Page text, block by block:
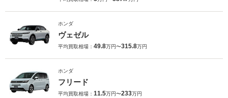
ホンダ
ヴェゼル
平均買取相場： 49.8万円〜315.8万円
ホンダ
フリード
平均買取相場： 11.5万円〜233万円